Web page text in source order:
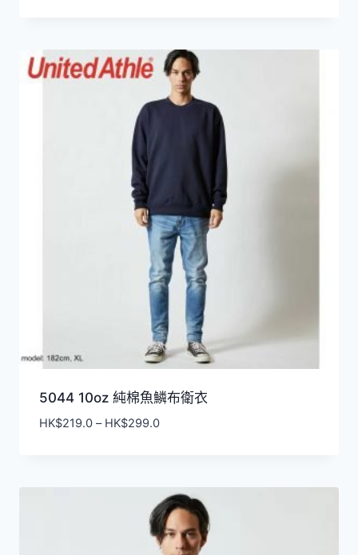
5044 10oz 純棉魚鱗布衛衣
HK$219.0 – HK$299.0價
HK$219.0
到
HK$299.0